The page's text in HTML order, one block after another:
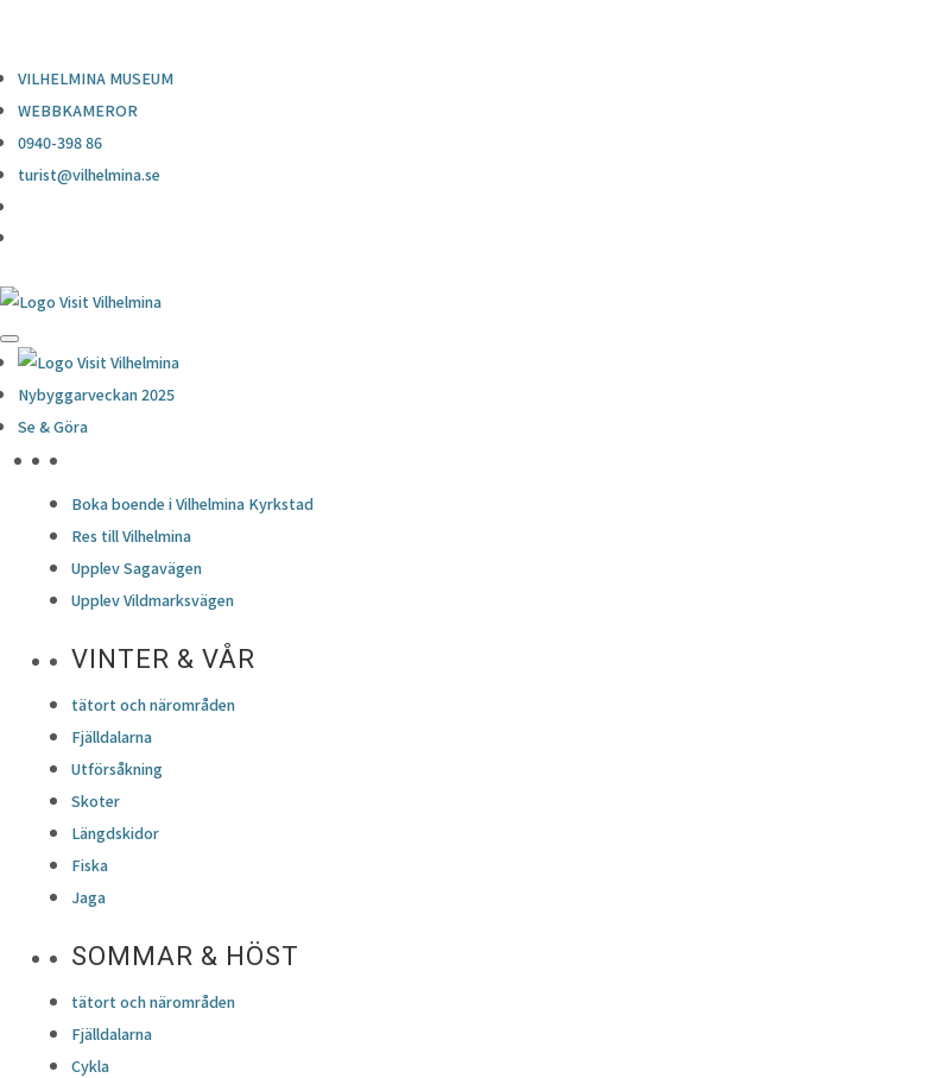
VILHELMINA MUSEUM
WEBBKAMEROR
0940-398 86
turist@vilhelmina.se
Nybyggarveckan 2025
Se & Göra
Boka boende i Vilhelmina Kyrkstad
Res till Vilhelmina
Upplev Sagavägen
Upplev Vildmarksvägen
VINTER & VÅR
tätort och närområden
Fjälldalarna
Utförsåkning
Skoter
Längdskidor
Fiska
Jaga
SOMMAR & HÖST
tätort och närområden
Fjälldalarna
Cykla